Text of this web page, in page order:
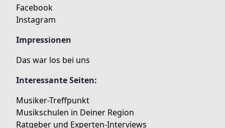
Facebook
Instagram
Impressionen
Das war los bei uns
Interessante Seiten:
Musiker-Treffpunkt
Musikschulen in Deiner Region
Ratgeber und Experten-Interviews